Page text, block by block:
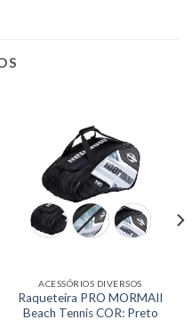
ACESSÓRIOS DIVERSOS
Raqueteira PRO MORMAII
Beach Tennis COR: Preto